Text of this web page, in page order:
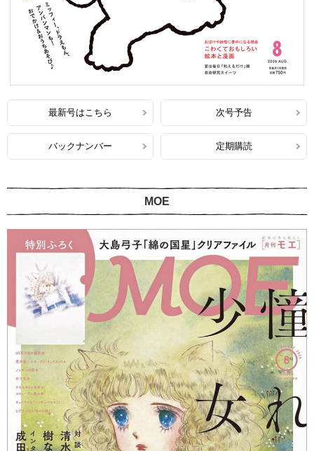
最新号はこちら 次号予告
バックナンバー 定期購読
MOE